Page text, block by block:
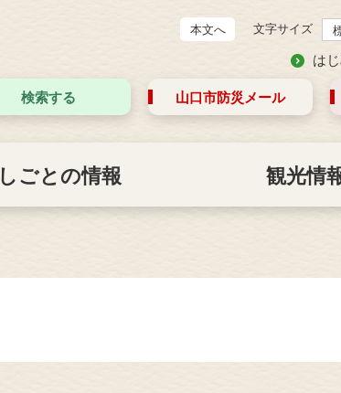
本文へ 文字サイズ
は
検索する 山口市防災 メール
しごとの情報 観光情